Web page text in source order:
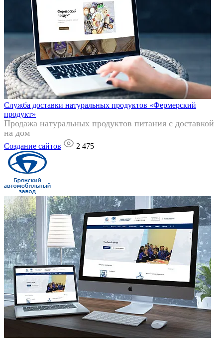
Служба доставки натуральных продуктов «Фермерский
продукт»
Продажа натуральных продуктов питания с доставкой
на дом
Создание сайтов 2 475